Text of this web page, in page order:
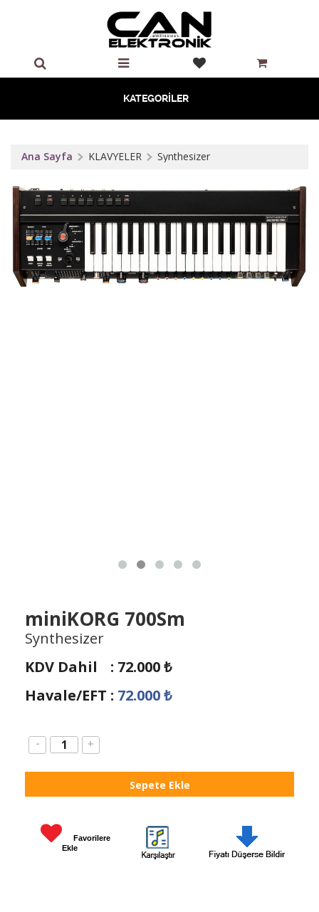
KATEGORİLER
Ana Sayfa KLAVYELER Synthesizer
miniKORG 700Sm
Synthesizer
KDV Dahil
: 72.000₺
Havale/EFT : 72.000₺
- +
Favorilere
Ekle